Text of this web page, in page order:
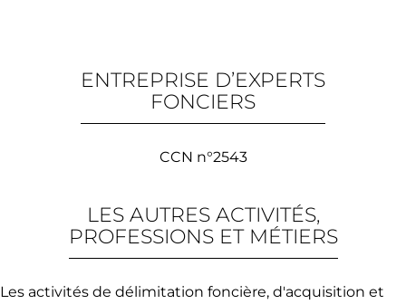
ENTREPRISE D’EXPERTS
FONCIERS
CCN n°2543
LES AUTRES ACTIVITÉS,
PROFESSIONS ET MÉTIERS
Les activités de délimitation foncière, d'acquisition et